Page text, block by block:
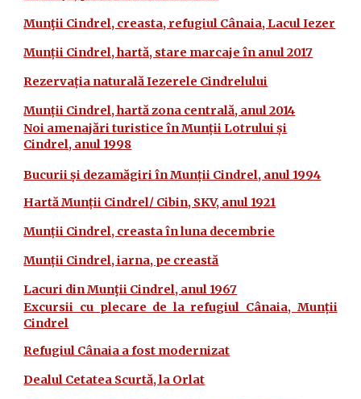
Munţii Cindrel, creasta, refugiul Cânaia, Lacul Iezer
Munții Cindrel, hartă, stare marcaje în anul 2017
Rezervația naturală Iezerele Cindrelului
Munții Cindrel, hartă zona centrală, anul 2014
Noi amenajări turistice în Munții Lotrului și
Cindrel, anul 1998
Bucurii și dezamăgiri în Munții Cindrel, anul 1994
Hartă Munții Cindrel/ Cibin, SKV, anul 1921
Munții Cindrel, creasta în luna decembrie
Munții Cindrel, iarna, pe creastă
Lacuri din Munţii Cindrel, anul 1967
Excursii cu plecare de la refugiul Cânaia, Munții
Cindrel
Refugiul Cânaia a fost modernizat
Dealul Cetatea Scurtă, la Orlat